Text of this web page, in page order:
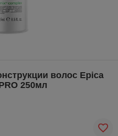
волос Epica
250мл